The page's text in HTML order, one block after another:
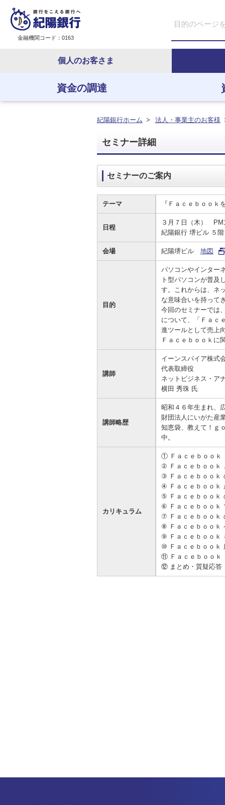
金融機関コード：0163
個人のお客さま
資金の調達
資金の調達
お客さまのさまざまな資金ニーズに応
じたご提案をさせていただきます。
資金の運用
資金の運用に必要な商品、定期預金、
投資信託などをご紹介します。
経営・事業支援
法人・事業主のお客さまへ情報のご提
供や課題解決のご支援をいたします。
ＥＢサービス
その他各種サービスをご紹介します。
紀陽銀行ホーム > 法人・事業主のお客様
セミナー詳細
セミナーのご案内
テーマ 『Ｆａｃｅｂｏｏｋ
日程
３月７日（木）
紀陽銀行 堺ビル ５
会場 紀陽堺ビル 地図
目的
パソコンやインター
ト型パソコンが普及
す。これからは、ネ
な意味合いを持って
今回のセミナーでは
について、「Ｆａｃ
進ツールとして売上
Ｆａｃｅｂｏｏｋに
講師
イーンスパイア株式
代表取締役
ネットビジネス・ア
横田 秀珠 氏
講師略歴
昭和４６年生まれ、
財団法人にいがた産
知恵袋、教えて！ｇ
中。
カリキュラム
① Ｆａｃｅｂｏｏｋ
② Ｆａｃｅｂｏｏｋ
③ Ｆａｃｅｂｏｏｋ
④ Ｆａｃｅｂｏｏｋ
⑤ Ｆａｃｅｂｏｏｋ
⑥ Ｆａｃｅｂｏｏｋ
⑦ Ｆａｃｅｂｏｏｋ
⑧ Ｆａｃｅｂｏｏｋ
⑨ Ｆａｃｅｂｏｏｋ
⑩ Ｆａｃｅｂｏｏｋ
⑪ Ｆａｃｅｂｏｏｋ
⑫ まとめ・質疑応答